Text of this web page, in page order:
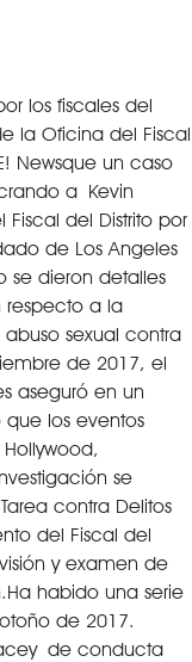
los fiscales del
la Oficina del Fiscal
Newsque un caso
a Kevin
del Distrito por
de Los Angeles
se dieron detalles
respecto a la
sexual contra
de 2017, el
aseguró en un
que los eventos
se
contra Delitos
del Fiscal del
y examen de
Ha habido una serie
de 2017.
de conducta